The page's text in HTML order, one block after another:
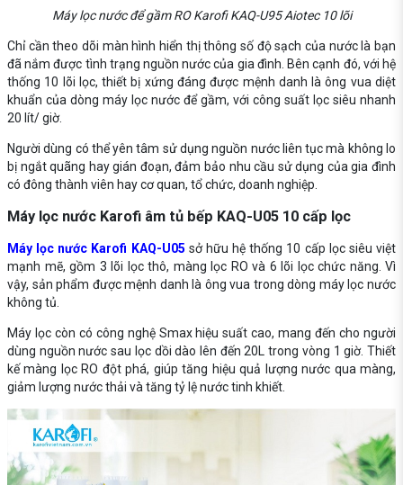
Máy lọc nước để gầm RO Karofi KAQ-U95 Aiotec 10 lõi
Chỉ cần theo dõi màn hình hiển thị thông số độ sạch của nước là bạn
đã nắm được tình trạng nguồn nước của gia đình. Bên cạnh đó, với hệ
thống 10 lõi lọc, thiết bị xứng đáng được mệnh danh là ông vua diệt
khuẩn của dòng máy lọc nước để gầm, với công suất lọc siêu nhanh
20 lít/ giờ.
Người dùng có thể yên tâm sử dụng nguồn nước liên tục mà không lo
bị ngắt quãng hay gián đoạn, đảm bảo nhu cầu sử dụng của gia đình
có đông thành viên hay cơ quan, tổ chức, doanh nghiệp.
Máy lọc nước Karofi âm tủ bếp KAQ-U05 10 cấp lọc
Máy lọc nước Karofi KAQ-U05 sở hữu hệ thống 10 cấp lọc siêu việt
mạnh mẽ, gồm 3 lõi lọc thô, màng lọc RO và 6 lõi lọc chức năng. Vì
vậy, sản phẩm được mệnh danh là ông vua trong dòng máy lọc nước
không tủ.
Máy lọc còn có công nghệ Smax hiệu suất cao, mang đến cho người
dùng nguồn nước sau lọc dồi dào lên đến 20L trong vòng 1 giờ. Thiết
kế màng lọc RO đột phá, giúp tăng hiệu quả lượng nước qua màng,
giảm lượng nước thải và tăng tỷ lệ nước tinh khiết.